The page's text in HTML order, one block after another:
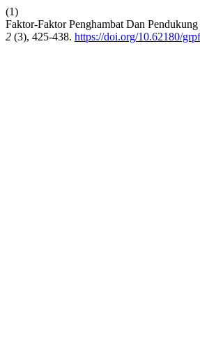
(1)
Faktor-Faktor Penghambat Dan
2 (3), 425-438. https://doi.org/10.62180/